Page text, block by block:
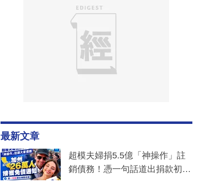
最新文章
超模夫婦捐5.5億「神操作」註
銷債務！憑一句話道出捐款初